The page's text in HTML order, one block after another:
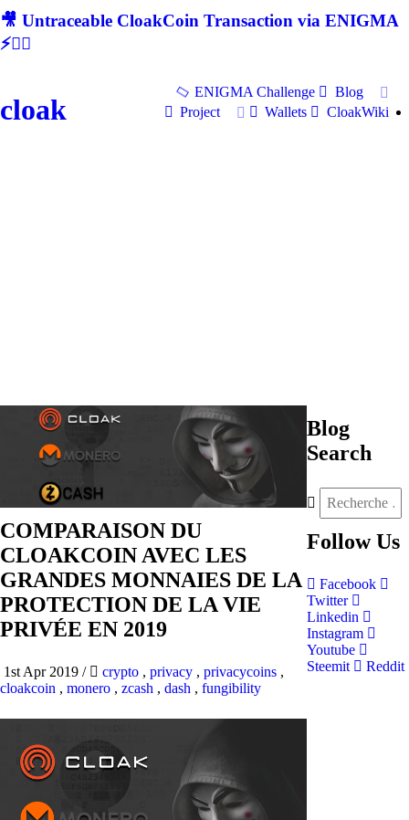
🎥 Untraceable CloakCoin Transaction via ENIGMA
⚡🕵‍♂
cloak
ENIGMA Challenge
Blog
Project
Wallets CloakWiki
COMPARAISON DU
CLOAKCOIN AVEC LES
GRANDES MONNAIES DE LA
PROTECTION DE LA VIE
PRIVÉE EN 2019
1st Apr 2019 / crypto , privacy , privacycoins ,
cloakcoin , monero , zcash , dash , fungibility
Blog
Search
Follow Us
Facebook
Twitter
Linkedin
Instagram
Youtube
Steemit
Reddit